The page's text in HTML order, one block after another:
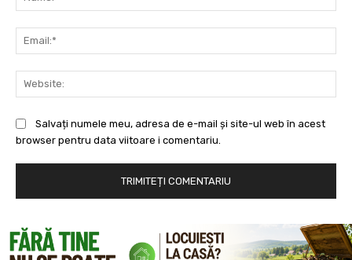
Salvați numele meu, adresa de e-mail și site-ul web în acest
browser pentru data viitoare i comentariu.